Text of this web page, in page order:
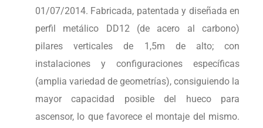
01/07/2014. Fabricada, patentada y diseñada en
perfil metálico DD12 (de acero al carbono)
pilares verticales de 1,5m de alto; con
instalaciones y configuraciones específicas
(amplia variedad de geometrías), consiguiendo la
mayor capacidad posible del hueco para
ascensor, lo que favorece el montaje del mismo.